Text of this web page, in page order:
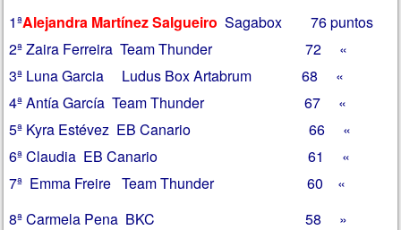
1ªAlejandra Martínez Salgueiro Sagabox 76 puntos
2ª Zaira Ferreira Team Thunder 72 «
3ª Luna Garcia Ludus Box Artabrum 68 «
4ª Antía García Team Thunder 67 «
5ª Kyra Estévez EB Canario 66 «
6ª Claudia EB Canario 61 «
7ª Emma Freire Team Thunder 60 «
8ª Carmela Pena BKC 58 »